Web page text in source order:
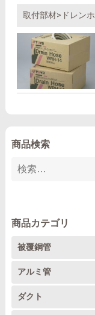
商品検索
商品カテゴリ
被覆銅管
被覆銅管コイル
4m直管
アルミ管
アルミコイル
ダクト
取付部材>ドレン